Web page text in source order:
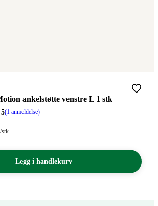
ankelstøtte venstre L 1 stk
(1 anmeldelse)
/stk
Legg i handlekurv